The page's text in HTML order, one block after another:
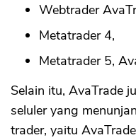
Webtrader
Metatrader 4,
Metatrader 5,
Selain itu, AvaTrade
seluler yang
trader, yaitu